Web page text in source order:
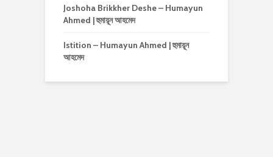
Joshoha Brikkher Deshe – Humayun
Ahmed | হুমায়ূন আহমেদ
Istition – Humayun Ahmed | হুমায়ূন
আহমেদ